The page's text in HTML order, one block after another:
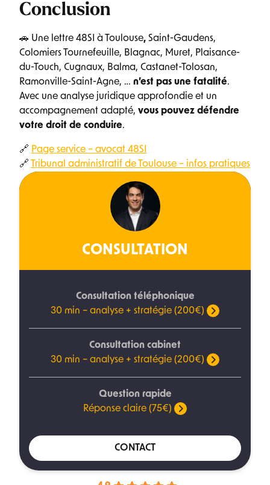
Conclusion
🚗 Une lettre 48SI à Toulouse, Saint-Gaudens,
Colomiers Tournefeuille, Blagnac, Muret, Plaisance-
du-Touch, Cugnaux, Balma, Castanet-Tolosan,
Ramonville-Saint-Agne, … n’est pas une fatalité.
Avec une analyse juridique approfondie et un
accompagnement adapté, vous pouvez défendre
votre droit de conduire.
🔗 Page service – avocat 48SI
🔗
Tribunal administratif de Toulouse – infos pratiques
CONSULTATION
Consultation téléphonique
30 min – analyse + stratégie (200€)
Consultation cabinet
30 min – analyse + stratégie (200€)
Question rapide
Réponse claire (75€)
CONTACT